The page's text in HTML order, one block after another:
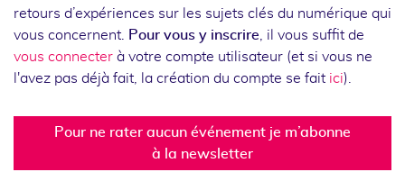
retours d’expériences sur les sujets clés du numérique qui
vous concernent.
Pour vous y inscrire , il vous suffit de
vous connecter à votre compte utilisateur (et si vous ne
l'avez pas déjà fait, la création du compte se fait ici).
Pour ne rater aucun événement je m’abonne
à la newsletter